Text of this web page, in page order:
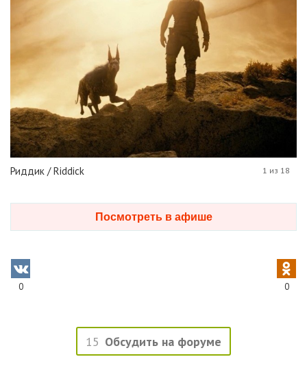
Риддик / Riddick 1 из 18
Посмотреть в афише
0 0
15 Обсудить на форуме